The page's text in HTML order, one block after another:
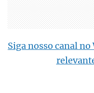
Siga nosso canal